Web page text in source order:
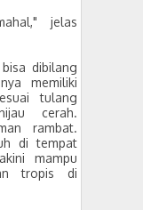
jelas
dibilang
memiliki
tulang
cerah.
rambat.
di tempat
mampu
tropis di